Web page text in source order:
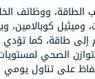
ووظائف
طاقة، كما
التوازن الصحي
على تناول